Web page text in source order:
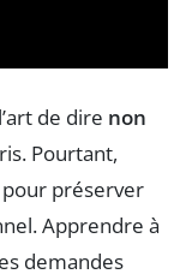
de dire non
Pourtant,
préserver
Apprendre à
demandes